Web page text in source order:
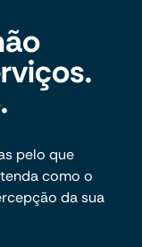
pelo que
como o
da sua